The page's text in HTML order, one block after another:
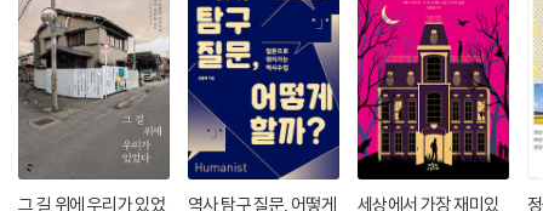
조각의 꽃은 부처인데, 완전한 형태의 A급 부처 조각이 한국을 대표하는
국립중앙박물관에 없다는 것은 큰 취약점이다.
중국 불교 조각도 마찬가지다. 중국 전시실에서 6세기 한반도 불상 디자인
에 직접적인 영향을 준 중국 남북조시대 불교조각을 거의 찾을 수가 없다.
7세기부터 통일신라까지 영향을 준 수나라, 당나라 불교 조각도 거의 찾을
그 길 위에 우리가 있었
역사 탐구 질문, 어떻게
세상에서 가장 재미있